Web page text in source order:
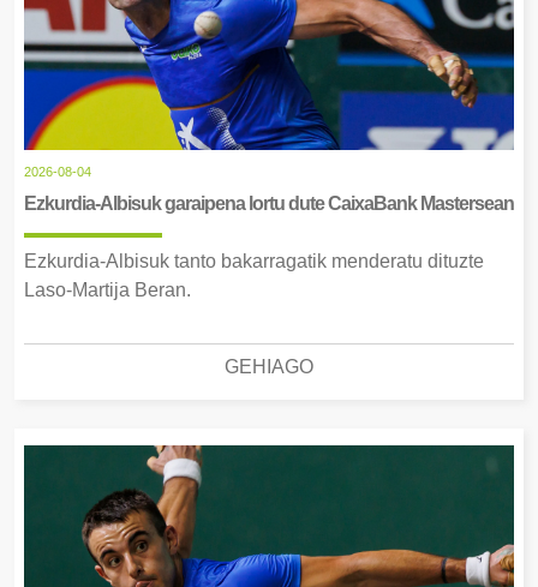
2026-08-04
Ezkurdia-Albisuk garaipena lortu dute CaixaBank Mastersean
Ezkurdia-Albisuk tanto bakarragatik menderatu dituzte
Laso-Martija Beran.
GEHIAGO